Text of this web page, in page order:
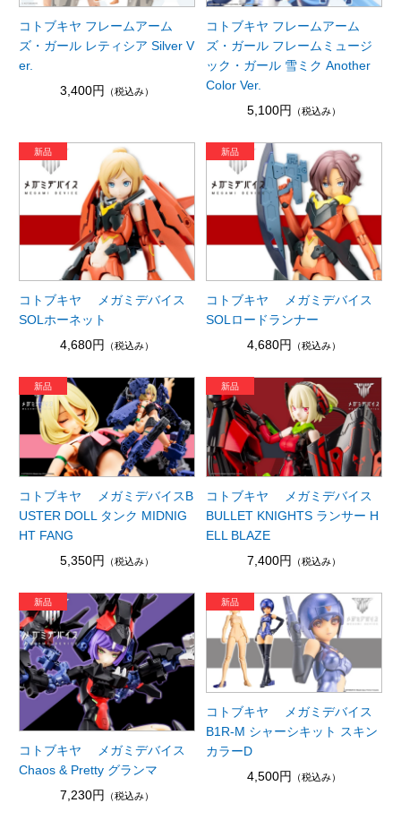
コトブキヤ フレームアーム
ズ・ガール レティシア Silver V
er.
3,400円
（税込み）
コトブキヤ フレームアーム
ズ・ガール フレームミュージ
ック・ガール 雪ミク Another
Color Ver.
5,100円
（税込み）
コトブキヤ メガミデバイス
SOLホーネット
4,680円
（税込み）
コトブキヤ メガミデバイス
SOLロードランナー
4,680円
（税込み）
コトブキヤ メガミデバイスB
USTER DOLL タンク MIDNIG
HT FANG
5,350円
（税込み）
コトブキヤ メガミデバイス
BULLET KNIGHTS ランサー H
ELL BLAZE
7,400円
（税込み）
コトブキヤ メガミデバイス
Chaos & Pretty グランマ
7,230円
（税込み）
コトブキヤ メガミデバイス
B1R-M シャーシキット スキン
カラーD
4,500円
（税込み）